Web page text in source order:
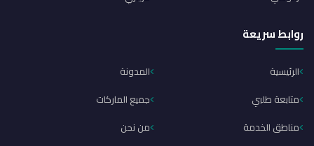
روابط سريعة
الرئيسية
المدونة
متابعة طلبي
جميع الماركات
مناطق الخدمة
من نحن